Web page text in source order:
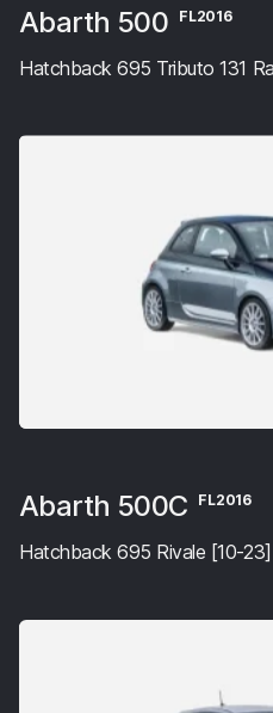
Abarth 500 FL2016
Hatchback 695 Tributo 131
Abarth 500C FL2016
Hatchback 695 Rivale [10-23]